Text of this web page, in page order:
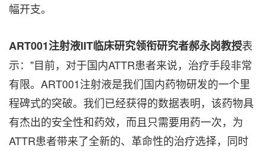
幅开支。
ART001注射液IIT临床研究领衔研究者郝永岗教授表
示："目前，对于国内ATTR患者来说，治疗手段非常
有限。ART001注射液是我们国内药物研发的一个里
程碑式的突破。 我们已经获得的数据表明，该药物具
有杰出的安全性和药效，而且只需要用药一次，为
ATTR患者带来了全新的、革命性的治疗选择，同时